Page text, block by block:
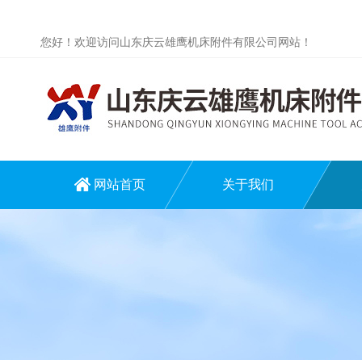
您好！欢迎访问山东庆云雄鹰机床附件有限公司网站！
网站首页 关于我们